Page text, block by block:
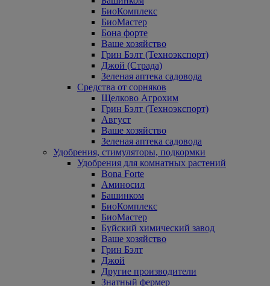
БиоКомплекс
БиоМастер
Бона форте
Ваше хозяйство
Грин Бэлт (Техноэкспорт)
Джой (Страда)
Зеленая аптека садовода
Средства от сорняков
Щелково Агрохим
Грин Бэлт (Техноэкспорт)
Август
Ваше хозяйство
Зеленая аптека садовода
Удобрения, стимуляторы, подкормки
Удобрения для комнатных растений
Bona Forte
Аминосил
Башинком
БиоКомплекс
БиоМастер
Буйский химический завод
Ваше хозяйство
Грин Бэлт
Джой
Другие производители
Знатный фермер